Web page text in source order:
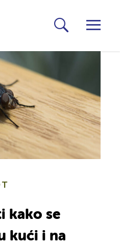
kako se
kući i na